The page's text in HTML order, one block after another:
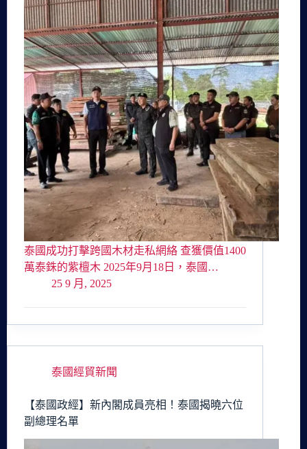
泰國成功打擊跨國木材走私網絡 查獲價值1400
萬泰銖的紫檀木 2025年9月18日，泰國…
25 9 月, 2025
泰國經貿新聞
【泰國政經】新內閣成員亮相！泰國揭曉六位
副總理名單